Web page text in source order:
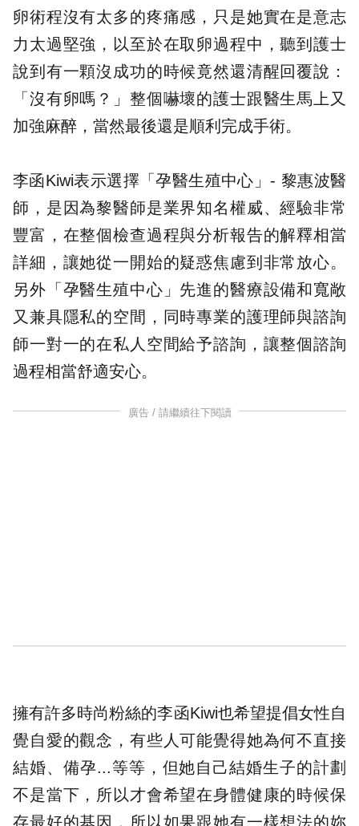
卵術程沒有太多的疼痛感，只是她實在是意志
力太過堅強，以至於在取卵過程中，聽到護士
說到有一顆沒成功的時候竟然還清醒回覆說：
「沒有卵嗎？」整個嚇壞的護士跟醫生馬上又
加強麻醉，當然最後還是順利完成手術。
李函Kiwi表示選擇「孕醫生殖中心 」- 黎惠波醫
師，是因為黎醫師是業界知名權威、經驗非常
豐富，在整個檢查過程與分析報告的解釋相當
詳細，讓她從一開始的疑惑焦慮到非常放心。
另外「孕醫生殖中心」先進的醫療設備和寬敞
又兼具隱私的空間，同時專業的護理師與諮詢
師一對一的在私人空間給予諮詢，讓整個諮詢
過程相當舒適安心。
廣告 / 請繼續往下閱讀
擁有許多時尚粉絲的李函Kiwi也希望提倡女性自
覺自愛的觀念，有些人可能覺得她為何不直接
結婚、備孕...等等，但她自己結婚生子的計劃
不是當下，所以才會希望在身體健康的時候保
存最好的基因，所以如果跟她有一樣想法的妳